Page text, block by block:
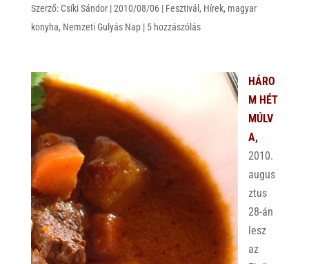
Szerző: Csíki Sándor|2010/08/06| Fesztivál , Hírek, magyar
konyha, Nemzeti Gulyás Nap| 5 hozzászólás
HÁRO
M HÉT
MÚLV
A,
2010.
augus
ztus
28-án
lesz
az